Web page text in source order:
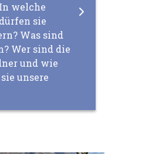
welche
sie
Was sind
Wer sind die
und wie
unsere